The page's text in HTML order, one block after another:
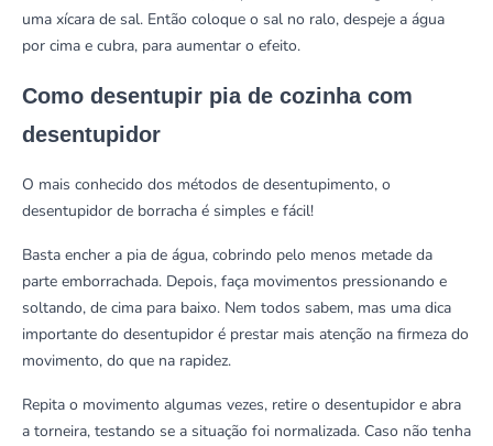
uma xícara de sal. Então coloque o sal no ralo, despeje a água
por cima e cubra, para aumentar o efeito.
Como desentupir pia de cozinha com
desentupidor
O mais conhecido dos métodos de desentupimento, o
desentupidor de borracha é simples e fácil!
Basta encher a pia de água, cobrindo pelo menos metade da
parte emborrachada. Depois, faça movimentos pressionando e
soltando, de cima para baixo. Nem todos sabem, mas uma dica
importante do desentupidor é prestar mais atenção na firmeza do
movimento, do que na rapidez.
Repita o movimento algumas vezes, retire o desentupidor e abra
a torneira, testando se a situação foi normalizada. Caso não tenha